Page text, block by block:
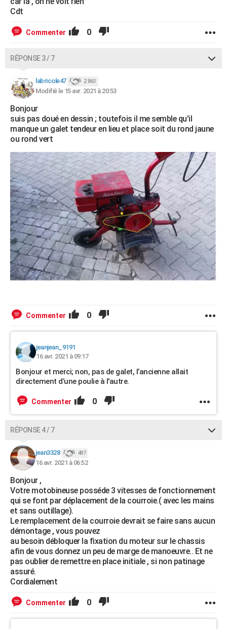
Cdt
Commenter 0
RÉPONSE 3 / 7
labricole47 2 861
Modifié le 15 avr. 2021 à 20:53
Bonjour
suis pas doué en dessin ; toutefois il me semble qu'il
manque un galet tendeur en lieu et place soit du rond jaune
ou rond vert
Commenter 0
jeanjean_9191
16 avr. 2021 à 09:17
Bonjour et merci; non, pas de galet, l’ancienne allait
directement d’une poulie à l'autre.
Commenter 0
RÉPONSE 4 / 7
jean3328 497
16 avr. 2021 à 06:52
Bonjour ,
Votre motobineuse posséde 3 vitesses de fonctionnement
qui se font par déplacement de la courroie.( avec les mains
et sans outillage).
Le remplacement de la courroie devrait se faire sans aucun
démontage , vous pouvez
au besoin débloquer la fixation du moteur sur le chassis
afin de vous donnez un peu de marge de manoeuvre.. Et ne
pas oublier de remettre en place initiale , si non patinage
assuré.
Cordialement
Commenter 0